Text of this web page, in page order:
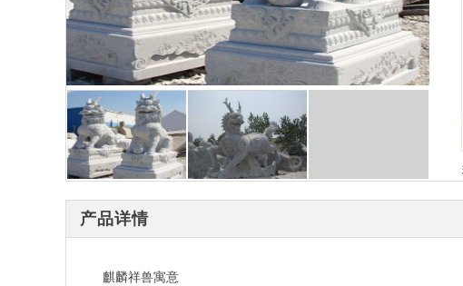
产品详情
麒麟祥兽寓意